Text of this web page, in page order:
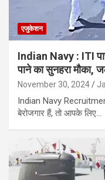
एजुकेशन
Indian Navy : ITI
पाने का सुनहरा मौका,
November 30, 2024
Indian Navy
बेरोजगार हैं, तो आपके लिए…